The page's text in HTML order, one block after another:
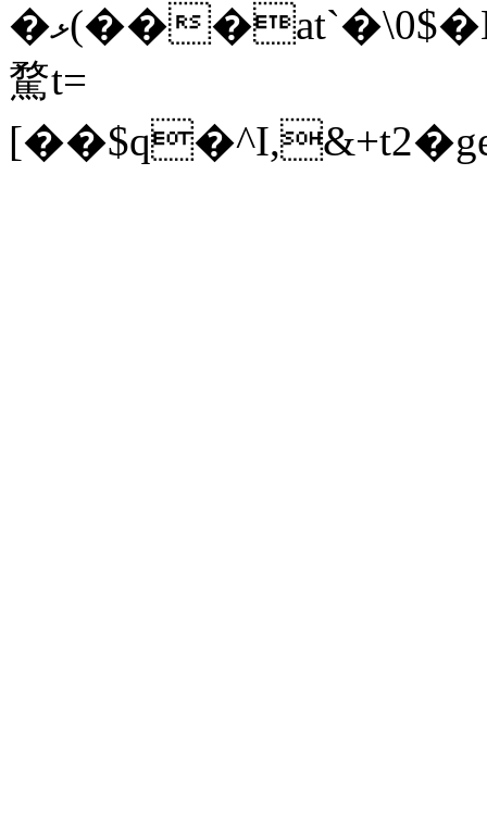
�ޅ(���at`�\0$�Lf���dKɃg�3�#f9���@Ҙb~����̢�ܽ�X���i*�Z�7�;#`;�h�
騖t=